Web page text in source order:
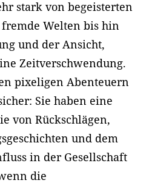
stark von begeisterten
Welten bis hin
und der Ansicht,
Zeitverschwendung.
pixeligen Abenteuern
Sie haben eine
von Rückschlägen,
und dem
in der Gesellschaft
die